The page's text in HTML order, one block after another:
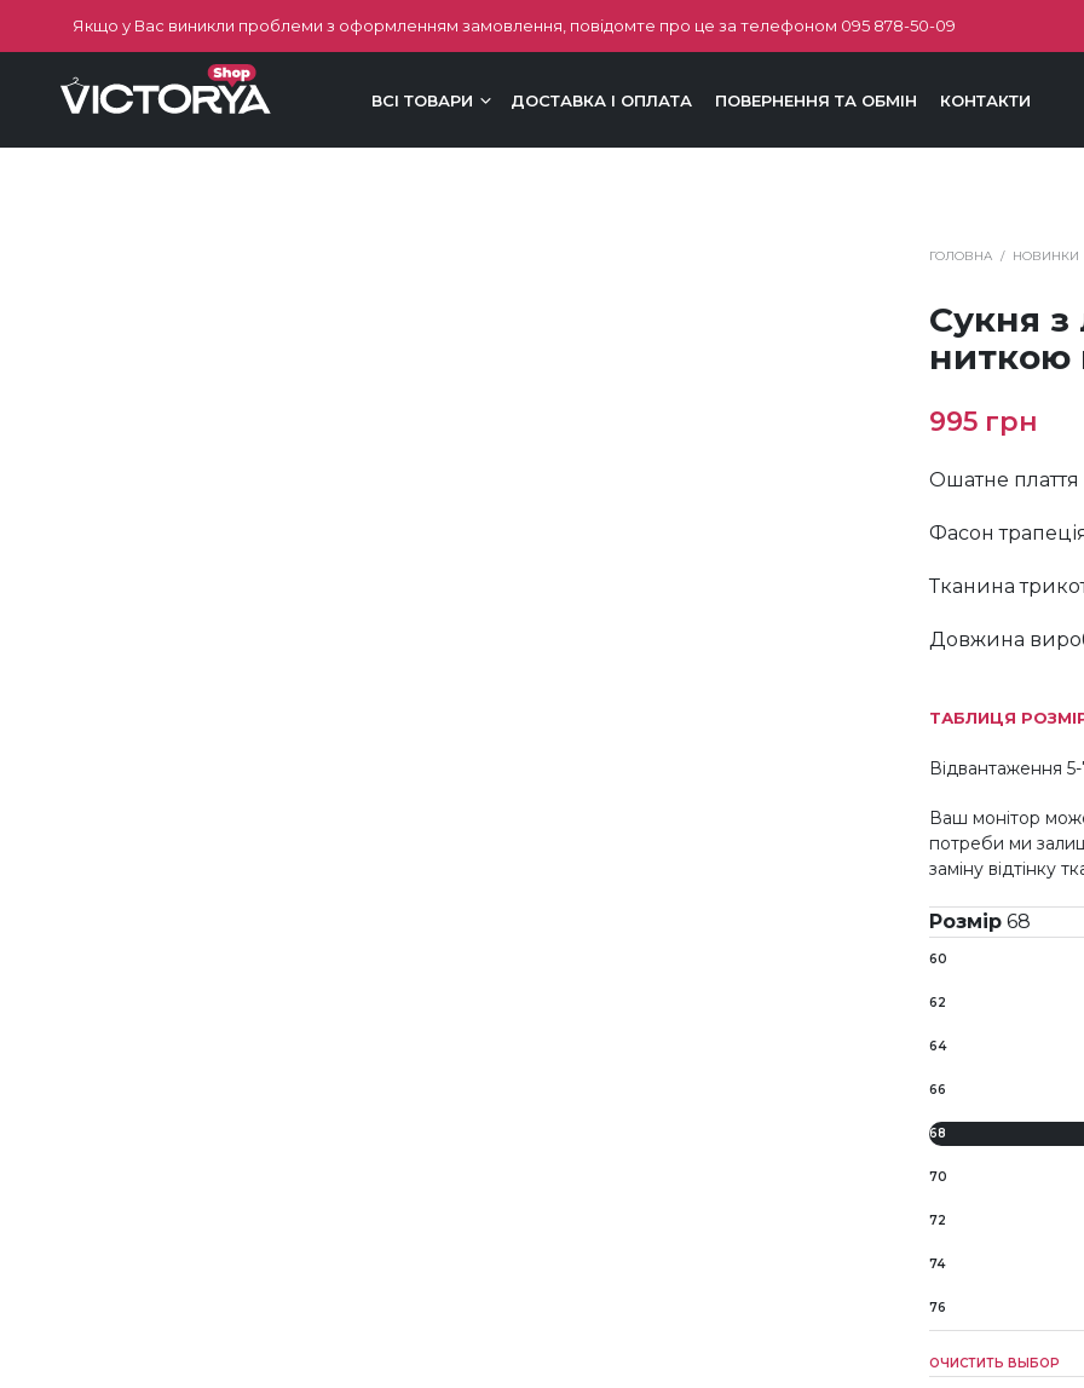
Якщо у Вас виникли проблеми з оформленням замовлення, повідомте про це за телефоном 095 878-50-09
ВСІ ТОВАРИ ДОСТАВКА І ОПЛАТА ПОВЕРНЕННЯ ТА ОБМІН КОНТАКТИ
ГОЛОВНА / НОВИНКИ
Сукня
ниткою
995 грн
Ошатне плаття
Фасон
Тканина
Довжина
ТАБЛИЦЯ
Відвантаження
Ваш монітор
потреби ми
заміну відтінку
Розмір 68
60
62
64
66
68
70
72
74
76
ОЧИСТИТЬ ВЫБОР